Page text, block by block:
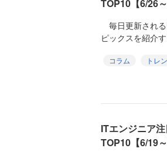
TOP10【6/26～
毎日更新され
ピックスを紹介
コラム
トレ
ITエンジニア
TOP10【6/19～